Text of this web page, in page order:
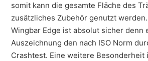
somit kann die gesamte Fläche des
zusätzliches Zubehör genutzt
Wingbar Edge ist absolut sicher denn
Auszeichnung den nach ISO Norm
Crashtest. Eine weitere Besonderheit